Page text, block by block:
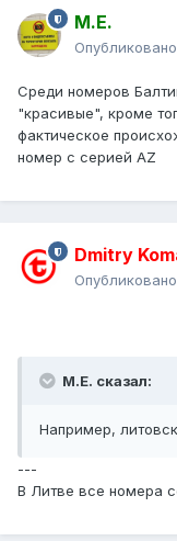
М.Е.
Опубликовано
Среди номеров
"красивые", кроме
фактическое
номер с серией AZ
Dmitry
Опубликовано
М.Е. сказал:
Например,
---
В Литве все номера